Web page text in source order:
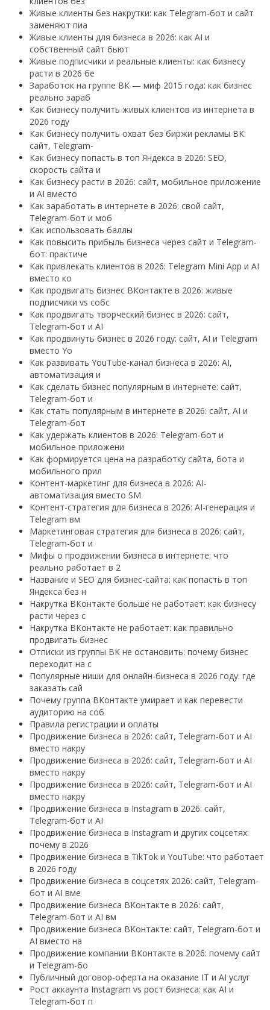
Живые клиенты без накрутки: как Telegram-бот и сайт
заменяют пиа
Живые клиенты для бизнеса в 2026: как AI и
собственный сайт бьют
Живые подписчики и реальные клиенты: как бизнесу
расти в 2026 бе
Заработок на группе ВК — миф 2015 года: как бизнес
реально зараб
Как бизнесу получить живых клиентов из интернета в
2026 году
Как бизнесу получить охват без биржи рекламы ВК:
сайт, Telegram-
Как бизнесу попасть в топ Яндекса в 2026: SEO,
скорость сайта и
Как бизнесу расти в 2026: сайт, мобильное приложение
и AI вместо
Как заработать в интернете в 2026: свой сайт,
Telegram-бот и моб
Как использовать баллы
Как повысить прибыль бизнеса через сайт и Telegram-
бот: практиче
Как привлекать клиентов в 2026: Telegram Mini App и AI
вместо ко
Как продвигать бизнес ВКонтакте в 2026: живые
подписчики vs собс
Как продвигать творческий бизнес в 2026: сайт,
Telegram-бот и AI
Как продвинуть бизнес в 2026 году: сайт, AI и Telegram
вместо Yo
Как развивать YouTube-канал бизнеса в 2026: AI,
автоматизация и
Как сделать бизнес популярным в интернете: сайт,
Telegram-бот и
Как стать популярным в интернете в 2026: сайт, AI и
Telegram-бот
Как удержать клиентов в 2026: Telegram-бот и
мобильное приложени
Как формируется цена на разработку сайта, бота и
мобильного прил
Контент-маркетинг для бизнеса в 2026: AI-
автоматизация вместо SM
Контент-стратегия для бизнеса в 2026: AI-генерация и
Telegram вм
Маркетинговая стратегия для бизнеса в 2026: сайт,
Telegram-бот и
Мифы о продвижении бизнеса в интернете: что
реально работает в 2
Название и SEO для бизнес-сайта: как попасть в топ
Яндекса без н
Накрутка ВКонтакте больше не работает: как бизнесу
расти через с
Накрутка ВКонтакте не работает: как правильно
продвигать бизнес
Отписки из группы ВК не остановить: почему бизнес
переходит на с
Популярные ниши для онлайн-бизнеса в 2026 году: где
заказать сай
Почему группа ВКонтакте умирает и как перевести
аудиторию на соб
Правила регистрации и оплаты
Продвижение бизнеса в 2026: сайт, Telegram-бот и AI
вместо накру
Продвижение бизнеса в 2026: сайт, Telegram-бот и AI
вместо накру
Продвижение бизнеса в 2026: сайт, Telegram-бот и AI
вместо накру
Продвижение бизнеса в Instagram в 2026: сайт,
Telegram-бот и AI
Продвижение бизнеса в Instagram и других соцсетях:
почему в 2026
Продвижение бизнеса в TikTok и YouTube: что работает
в 2026 году
Продвижение бизнеса в соцсетях 2026: сайт, Telegram-
бот и AI вме
Продвижение бизнеса ВКонтакте в 2026: сайт,
Telegram-бот и AI вм
Продвижение бизнеса ВКонтакте: сайт, Telegram-бот и
AI вместо на
Продвижение компании ВКонтакте в 2026: почему сайт
и Telegram-бо
Публичный договор-оферта на оказание IT и AI услуг
Рост аккаунта Instagram vs рост бизнеса: как AI и
Telegram-бот п